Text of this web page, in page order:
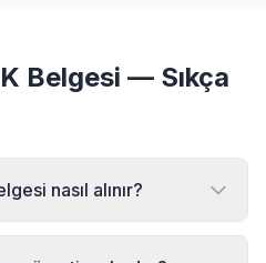
Belgesi — Sıkça
nasıl alınır?
belgesi almak için MYK
Online başvuru formu